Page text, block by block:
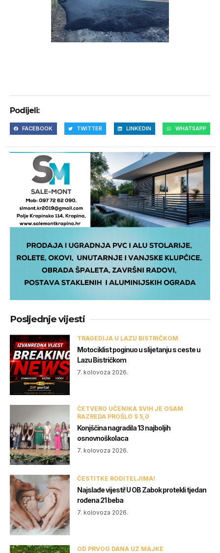
Podijeli:
FACEBOOK TWITTER LINKEDIN WHATSAPP
Posljednje vijesti
TRAGEDIJA U LAZU BISTRIČKOM
Motociklist poginuo u slijetanju s ceste u
Lazu Bistričkom
7. kolovoza 2026.
ČETVERO UČENIKA SVIH JE OSAM
RAZREDA PROŠLO S 5,0
Konjščina nagradila 13 najboljih
osnovnoškolaca
7. kolovoza 2026.
ČESTITKE RODITELJIMA!
Najslađe vijesti! U OB Zabok protekli tjedan
rođena 21 beba
7. kolovoza 2026.
OD PRVOG DANA UZ MAJKE